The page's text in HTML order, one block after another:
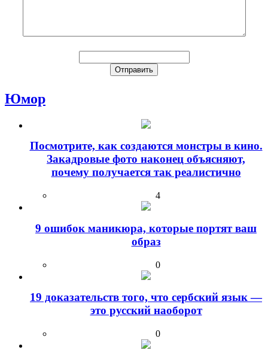
Юмор
Посмотрите, как создаются монстры в кино.
Закадровые фото наконец объясняют,
почему получается так реалистично
4
9 ошибок маникюра, которые портят ваш
образ
0
19 доказательств того, что сербский язык —
это русский наоборот
0